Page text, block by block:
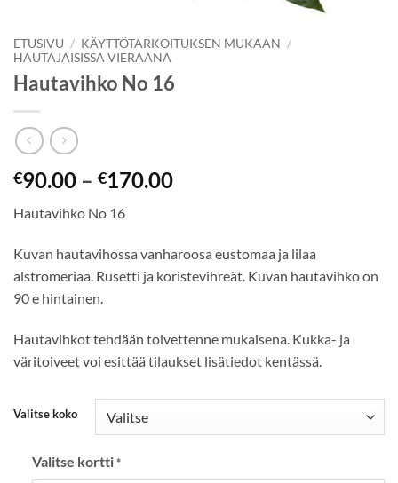
ETUSIVU / KÄYTTÖTARKOITUKSEN MUKAAN /
HAUTAJAISISSA VIERAANA
Hautavihko No 16
€90.00 – €170.00
Hautavihko No 16
Kuvan hautavihossa vanharoosa eustomaa ja lilaa
alstromeriaa. Rusetti ja koristevihreät. Kuvan hautavihko on
90 e hintainen.
Hautavihkot tehdään toivettenne mukaisena. Kukka- ja
väritoiveet voi esittää tilaukset lisätiedot kentässä.
Valitse koko
Valitse kortti*